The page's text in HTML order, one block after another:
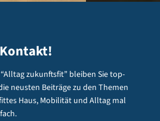
zukunftsfit” bleiben Sie top-
neusten Beiträge zu den Themen
Haus, Mobilität und Alltag mal